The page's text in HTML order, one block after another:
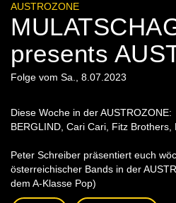
AUSTROZONE
presents
Folge vom Sa., 8.07.2023
Diese Woche in der AUSTROZONE:
BERGLIND, Cari Cari, Fitz
Peter Schreiber präsentiert euch
österreichischer Bands in der
dem A-Klasse Pop)